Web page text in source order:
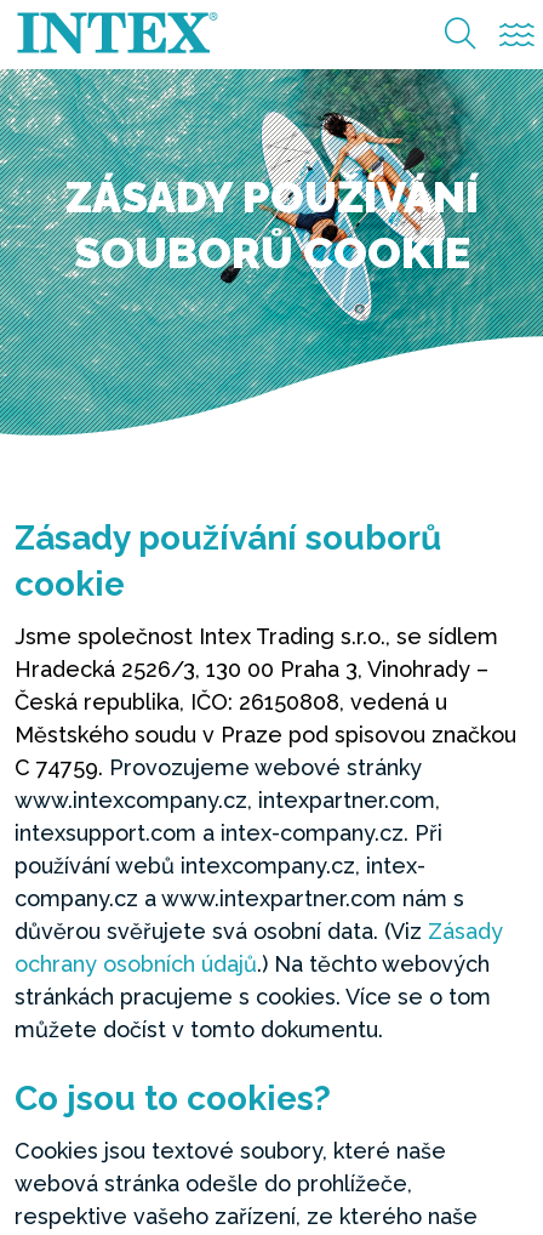
ZÁSADY POUŽÍVÁNÍ
SOUBORŮ COOKIE
Zásady používání souborů
cookie
Jsme společnost Intex Trading s.r.o., se sídlem
Hradecká 2526/3, 130 00 Praha 3, Vinohrady –
Česká republika, IČO: 26150808, vedená u
Městského soudu v Praze pod spisovou značkou
C 74759. Provozujeme webové stránky
www.intexcompany.cz, intexpartner.com,
intexsupport.com a intex-company.cz. Při
používání webů intexcompany.cz, intex-
company.cz a www.intexpartner.com nám s
důvěrou svěřujete svá osobní data. (Viz Zásady
ochrany osobních údajů.) Na těchto webových
stránkách pracujeme s cookies. Více se o tom
můžete dočíst v tomto dokumentu.
Co jsou to cookies?
Cookies jsou textové soubory, které naše
webová stránka odešle do prohlížeče,
respektive vašeho zařízení, ze kterého naše